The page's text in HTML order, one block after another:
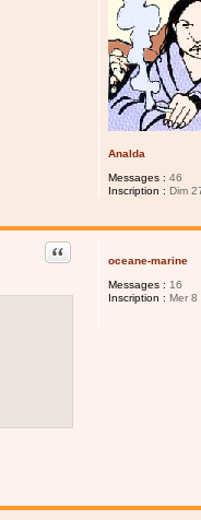
Analda
Messages : 46
Inscription : Dim
oceane-marine
Messages : 16
Inscription : Mer 8
Citer